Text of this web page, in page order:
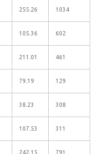
255.26 1034
105.36 602
211.01 461
79.19 129
38.23 308
107.53 311
242.15 791